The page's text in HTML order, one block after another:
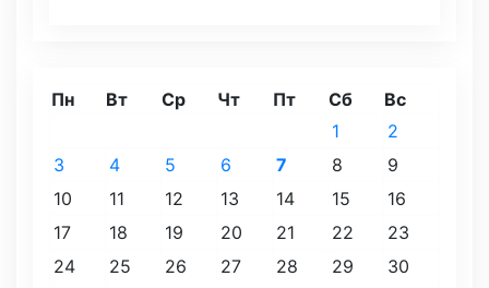
Пн Вт Ср Чт Пт Сб Вс
1
2
3
4 5 6 7 8
9
10
11 12 13 14 15
16
17
18 19 20 21 22
23
24
25 26 27 28 29
30